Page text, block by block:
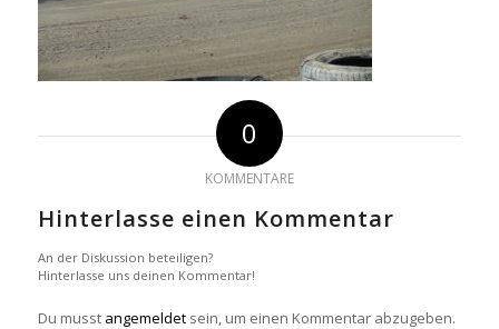
0
KOMMENTARE
Hinterlasse einen Kommentar
An der Diskussion beteiligen?
Hinterlasse uns deinen Kommentar!
Du musst angemeldetsein, um einen Kommentar abzugeben.